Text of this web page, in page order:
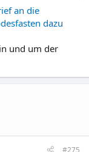
mit der
Willen begleiten
an die
dazu
und um der
#275